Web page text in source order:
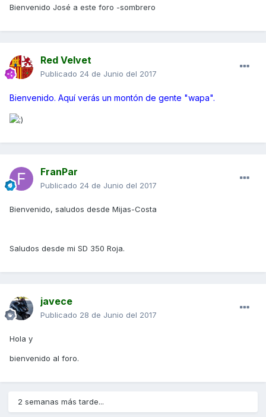
Bienvenido José a este foro -sombrero
Red Velvet
Publicado 24 de Junio del 2017
Bienvenido. Aquí verás un montón de gente "wapa".
FranPar
Publicado 24 de Junio del 2017
Bienvenido, saludos desde Mijas-Costa
Saludos desde mi SD 350 Roja.
javece
Publicado 28 de Junio del 2017
Hola y
bienvenido al foro.
2 semanas más tarde...